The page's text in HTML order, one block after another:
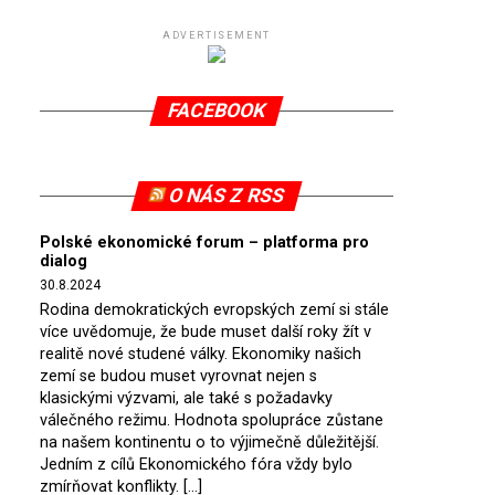
ADVERTISEMENT
FACEBOOK
O NÁS Z RSS
Polské ekonomické forum – platforma pro
dialog
30.8.2024
Rodina demokratických evropských zemí si stále
více uvědomuje, že bude muset další roky žít v
realitě nové studené války. Ekonomiky našich
zemí se budou muset vyrovnat nejen s
klasickými výzvami, ale také s požadavky
válečného režimu. Hodnota spolupráce zůstane
na našem kontinentu o to výjimečně důležitější.
Jedním z cílů Ekonomického fóra vždy bylo
zmírňovat konflikty. […]